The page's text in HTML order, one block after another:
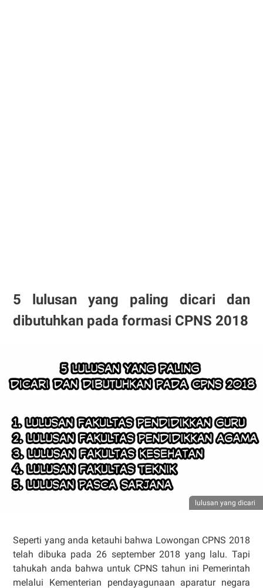
5 lulusan yang paling dicari dan
dibutuhkan pada formasi CPNS 2018
lulusan yang dicari
Seperti yang anda ketauhi bahwa Lowongan CPNS 2018
telah dibuka pada 26 september 2018 yang lalu. Tapi
tahukah anda bahwa untuk CPNS tahun ini Pemerintah
melalui Kementerian pendayagunaan aparatur negara